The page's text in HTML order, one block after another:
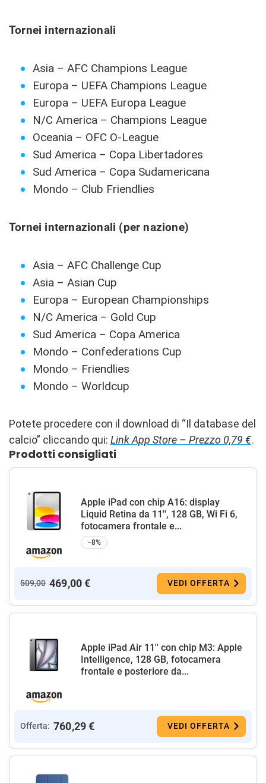
Tornei internazionali
Asia – AFC Champions League
Europa – UEFA Champions League
Europa – UEFA Europa League
N/C America – Champions League
Oceania – OFC O-League
Sud America – Copa Libertadores
Sud America – Copa Sudamericana
Mondo – Club Friendlies
Tornei internazionali (per nazione)
Asia – AFC Challenge Cup
Asia – Asian Cup
Europa – European Championships
N/C America – Gold Cup
Sud America – Copa America
Mondo – Confederations Cup
Mondo – Friendlies
Mondo – Worldcup
Potete procedere con il download di “Il database del
calcio” cliccando qui: Link App Store – Prezzo 0,79 €.
Prodotti consigliati
Apple iPad con chip A16: display
Liquid Retina da 11'', 128 GB, Wi Fi 6,
fotocamera frontale e...
−8%
509,00 469,00 € VEDI OFFERTA
Apple iPad Air 11'' con chip M3: Apple
Intelligence, 128 GB, fotocamera
frontale e posteriore da...
Offerta: 760,29 € VEDI OFFERTA